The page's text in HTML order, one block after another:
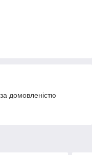
домовленістю